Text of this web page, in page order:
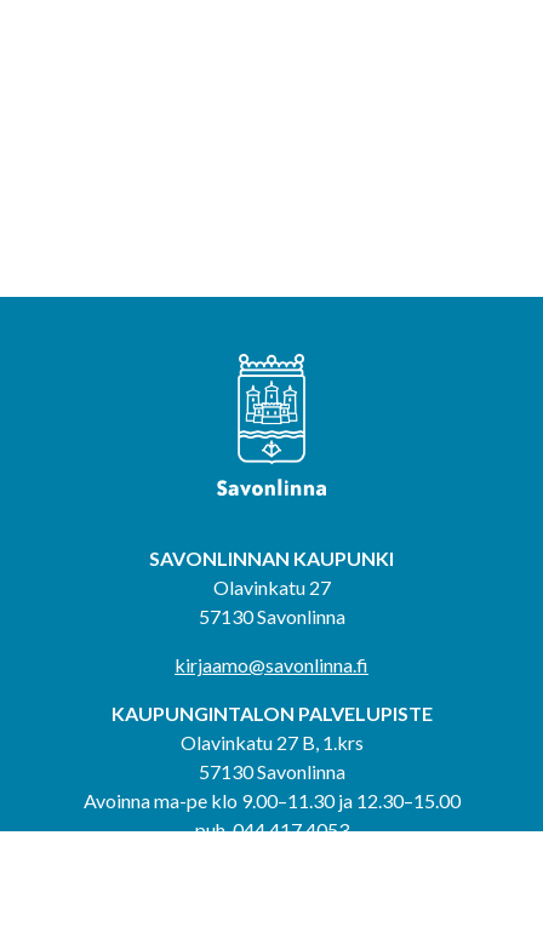
SAVONLINNAN KAUPUNKI
Olavinkatu 27
57130 Savonlinna
kirjaamo@savonlinna.fi
KAUPUNGINTALON PALVELUPISTE
Olavinkatu 27 B, 1.krs
57130 Savonlinna
Avoinna ma-pe klo 9.00–11.30 ja 12.30–15.00
puh. 044 417 4053